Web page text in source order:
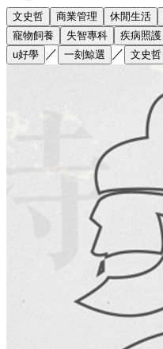
文史哲 商業管理 休閒生活
寵物飼養
失智專科
疾病照護
u好學
／ 一刻鯨選 ／ 文史哲